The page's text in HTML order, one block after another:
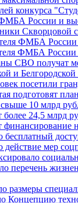
конкурса
России и
Скворцовой с
ФМБА
ФМБА
СВО получат
и
посетили
подготовят
10 млрд
более 24,5 млрд
финансирование
бесплатный
действие мер
перечень
размеры
Концепцию